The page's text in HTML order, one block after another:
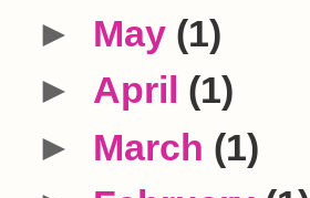
► May (1)
► April (1)
► March (1)